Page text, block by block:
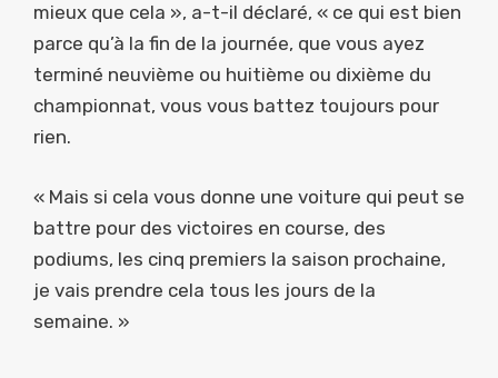
mieux que cela », a-t-il déclaré, « ce qui est bien
parce qu’à la fin de la journée, que vous ayez
terminé neuvième ou huitième ou dixième du
championnat, vous vous battez toujours pour
rien.
« Mais si cela vous donne une voiture qui peut se
battre pour des victoires en course, des
podiums, les cinq premiers la saison prochaine,
je vais prendre cela tous les jours de la
semaine. »